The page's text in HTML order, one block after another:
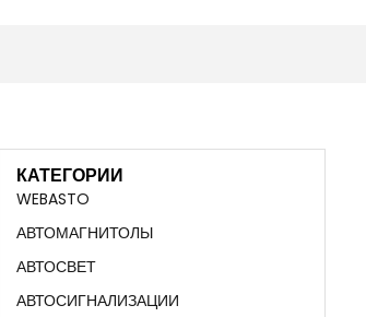
КАТЕГОРИИ
WEBASTO
АВТОМАГНИТОЛЫ
АВТОСВЕТ
АВТОСИГНАЛИЗАЦИИ